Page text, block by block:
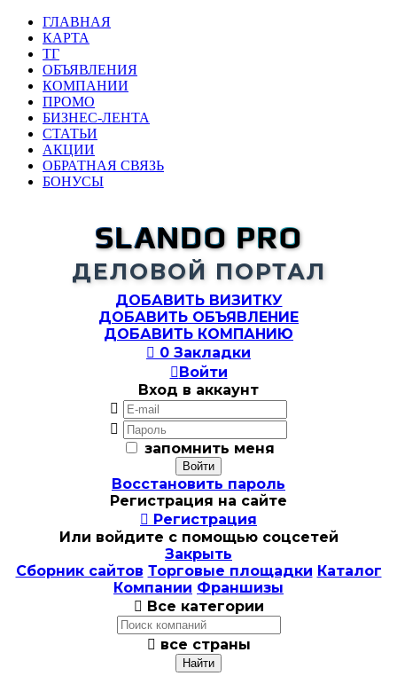
ГЛАВНАЯ
КАРТА
ТГ
ОБЪЯВЛЕНИЯ
КОМПАНИИ
ПРОМО
БИЗНЕС-ЛЕНТА
СТАТЬИ
АКЦИИ
ОБРАТНАЯ СВЯЗЬ
БОНУСЫ
SLANDO PRO
ДЕЛОВОЙ ПОРТАЛ
ДОБАВИТЬ ВИЗИТКУ
ДОБАВИТЬ ОБЪЯВЛЕНИЕ
ДОБАВИТЬ КОМПАНИЮ
 0 Закладки
Войти
Вход в аккаунт


запомнить меня
Восстановить пароль
Регистрация на сайте
 Регистрация
Или войдите с помощью соцсетей
Закрыть
Сборник сайтов Торговые площадки Каталог
Компании Франшизы
 Все категории
 все страны